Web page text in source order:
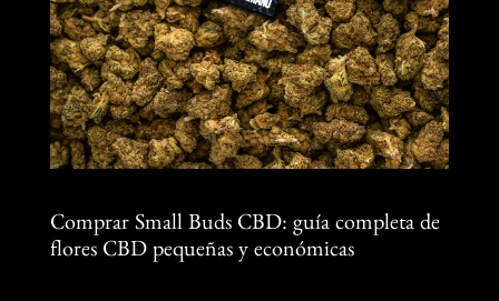
Comprar Small Buds CBD: guía completa de
flores CBD pequeñas y económicas